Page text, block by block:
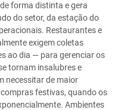
forma distinta e gera
do setor, da estação do
Restaurantes e
exigem coletas
ao dia — para gerenciar os
tornam insalubres e
necessitar de maior
festivas, quando os
Ambientes